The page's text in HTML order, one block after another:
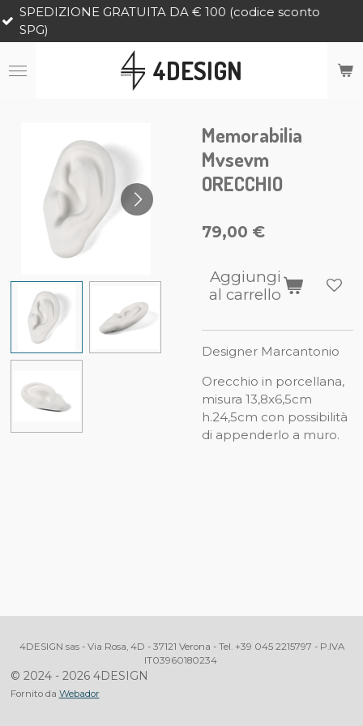
Vai
principale
4DESIGN
GRATUITA DA € 100 (codice sconto
Memorabilia
Mvsevm
ORECCHIO
79,00 €
Aggiungi
al carrello
Designer Marcantonio
Orecchio in porcellana,
misura 13,8x6,5cm
h.24,5cm con possibilità
di appenderlo a muro.
4DESIGN sas - Via Rosa, 4D - 37121 Verona - Tel. +39 045 2215797 - P.IVA
IT03960180234
© 2024 - 2026 4DESIGN
Fornito da Webador